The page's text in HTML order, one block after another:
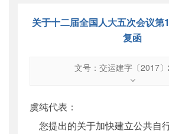
关于十二届全国人大五次会议第
复函
文号：交运建字〔2017
交运建字〔2017〕204
公开日期
主题词：
十二届全国人大五
虞纯代表：
您提出的关于加快建立公共自